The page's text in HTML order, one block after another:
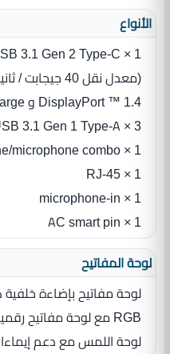
الأنواع
DisplayPort ™ 1.4 و HP Sleep and Charge))
3 × USB 3.1 Gen 1 Type-A
1 × headphone/microphone combo
1 × RJ-45
1 × microphone-in
1 × AC smart pin
لوحة المفاتيح
لوحة مفاتيح بإضاءة
RGB مع لوحة مفاتيح رقمية و NKRO
لوحة اللمس مع دعم